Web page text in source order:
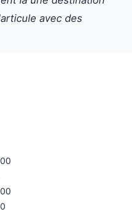
avec des